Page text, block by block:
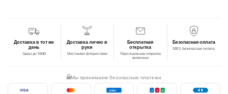
Доставка в тот же
день
Заказ до 19:00
Доставка лично в
руки
Местными флористами
Бесплатная
открытка
Персональная открытка
включена
Безопасная оплата
100% безопасная оплата
Мы принимаем безопасные платежи
VISA AMEX J C B